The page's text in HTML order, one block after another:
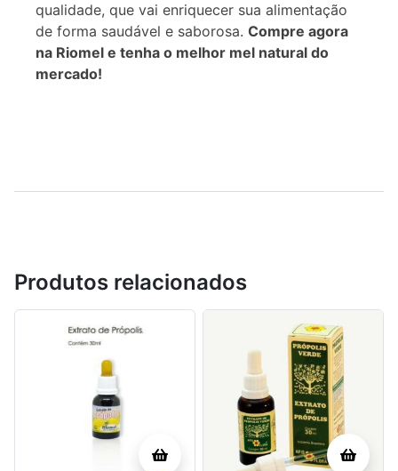
qualidade, que vai enriquecer sua alimentação
de forma saudável e saborosa. Compre agora
na Riomel e tenha o melhor mel natural do
mercado!
Produtos relacionados